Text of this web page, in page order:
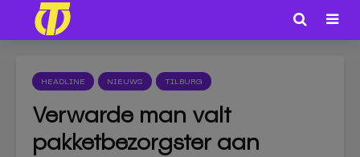
HEADLINE NIEUWS TILBURG
Verwarde man valt
pakketbezorgster aan